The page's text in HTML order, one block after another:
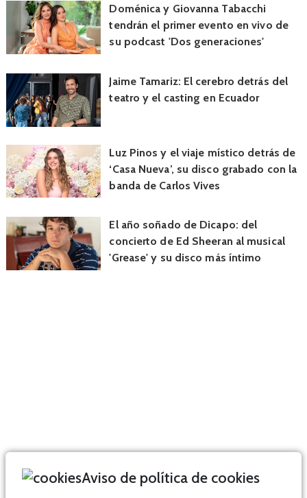
Doménica y Giovanna Tabacchi
tendrán el primer evento en vivo de
su podcast 'Dos generaciones'
Jaime Tamariz: El cerebro detrás del
teatro y el casting en Ecuador
Luz Pinos y el viaje místico detrás de
‘Casa Nueva’, su disco grabado con la
banda de Carlos Vives
El año soñado de Dicapo: del
concierto de Ed Sheeran al musical
'Grease' y su disco más íntimo
Aviso de política de cookies